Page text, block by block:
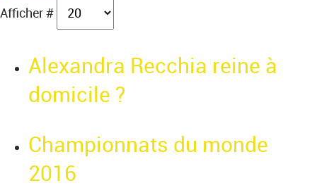
Afficher #
Alexandra Recchia reine à
domicile ?
Championnats du monde
2016